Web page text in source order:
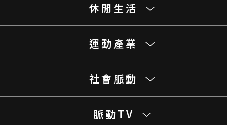
休閒生活
運動產業
社會脈動
脈動TV